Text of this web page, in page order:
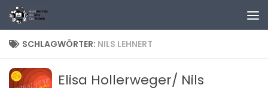
Zum Inhalt springen
SCHLAGWÖRTER: NILS LEHNERT
Elisa Hollerweger/ Nils